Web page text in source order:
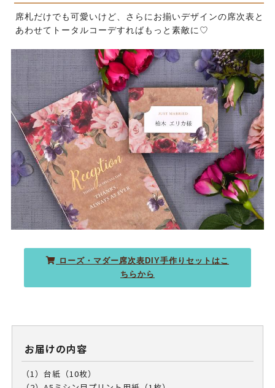
席札だけでも可愛いけど、さらにお揃いデザインの席次表と
あわせてトータルコーデすればもっと素敵に♡
ローズ・マダー席次表DIY手作りセットはこ
ちらから
お届けの内容
（1）台紙（10枚）